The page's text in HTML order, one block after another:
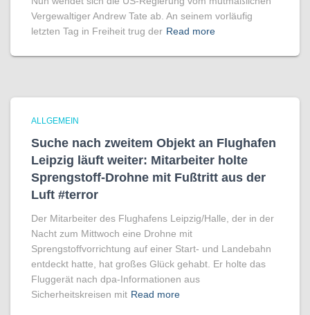
Vergewaltiger Andrew Tate ab. An seinem vorläufig
letzten Tag in Freiheit trug der Read more
ALLGEMEIN
Suche nach zweitem Objekt an Flughafen
Leipzig läuft weiter: Mitarbeiter holte
Sprengstoff-Drohne mit Fußtritt aus der
Luft #terror
Der Mitarbeiter des Flughafens Leipzig/Halle, der in der
Nacht zum Mittwoch eine Drohne mit
Sprengstoffvorrichtung auf einer Start- und Landebahn
entdeckt hatte, hat großes Glück gehabt. Er holte das
Fluggerät nach dpa-Informationen aus
Sicherheitskreisen mit Read more